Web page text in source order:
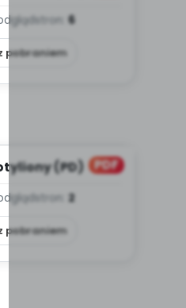
stron: 6
pobraniem
PDF
(PD)
stron: 2
pobraniem